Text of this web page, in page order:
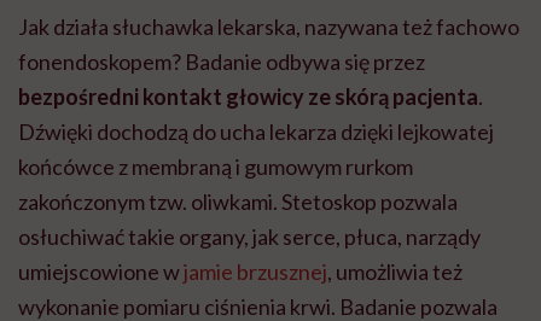
Jak działa słuchawka lekarska, nazywana też fachowo
fonendoskopem? Badanie odbywa się przez
bezpośredni kontakt głowicy ze skórą pacjenta.
Dźwięki dochodzą do ucha lekarza dzięki lejkowatej
końcówce z membraną i gumowym rurkom
zakończonym tzw. oliwkami. Stetoskop pozwala
osłuchiwać takie organy, jak serce, płuca, narządy
umiejscowione wjamie brzusznej, umożliwia też
wykonanie pomiaru ciśnienia krwi. Badanie pozwala